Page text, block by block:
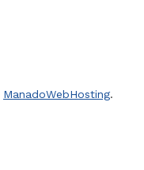
ManadoWebHosting.